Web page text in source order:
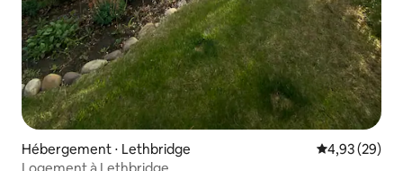
Hébergement ⋅ Lethbridge Évaluation
4,93 (29)